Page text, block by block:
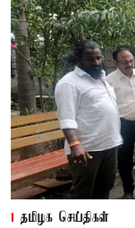
தமிழக செய்திகள்